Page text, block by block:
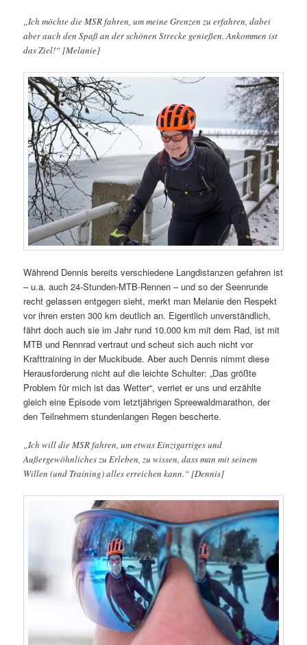
„Ich möchte die MSR fahren, um meine Grenzen zu erfahren, dabei
aber auch den Spaß an der schönen Strecke genießen. Ankommen ist
das Ziel!“ [Melanie]
Während Dennis bereits verschiedene Langdistanzen gefahren ist
– u.a. auch 24-Stunden-MTB-Rennen – und so der Seenrunde
recht gelassen entgegen sieht, merkt man Melanie den Respekt
vor ihren ersten 300 km deutlich an. Eigentlich unverständlich,
fährt doch auch sie im Jahr rund 10.000 km mit dem Rad, ist mit
MTB und Rennrad vertraut und scheut sich auch nicht vor
Krafttraining in der Muckibude. Aber auch Dennis nimmt diese
Herausforderung nicht auf die leichte Schulter: „Das größte
Problem für mich ist das Wetter“, verriet er uns und erzählte
gleich eine Episode vom letztjährigen Spreewaldmarathon, der
den Teilnehmern stundenlangen Regen bescherte.
„Ich will die MSR fahren, um etwas Einzigartiges und
Außergewöhnliches zu Erleben, zu wissen, dass man mit seinem
Willen (und Training) alles erreichen kann.“ [Dennis]